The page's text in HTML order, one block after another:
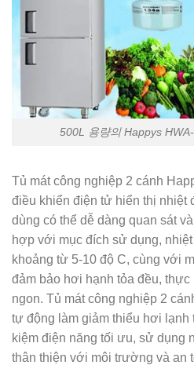
500L 용량의 Happys
Tủ mát công nghiệp 2 cánh
điều khiển điện tử hiển thị nhiệt
dùng có thể dễ dàng quan sát
hợp với mục đích sử dụng,
khoảng từ 5-10 độ C, cùng với
đảm bảo hơi hạnh tỏa đều,
ngon. Tủ mát công nghiệp 2
tự động làm giảm thiểu hơi lạnh
kiệm điện năng tối ưu, sử dụng
thân thiện với môi trường và an